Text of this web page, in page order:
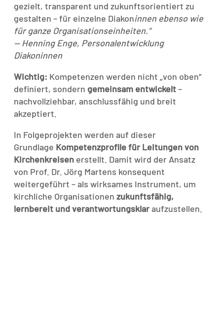
gezielt, transparent und zukunftsorientiert zu
gestalten – für einzelne Diakoninnen ebenso wie
für ganze Organisationseinheiten.“
— Henning Enge, Personalentwicklung
Diakoninnen
Wichtig: Kompetenzen werden nicht „von oben“
definiert, sondern gemeinsam entwickelt–
nachvollziehbar, anschlussfähig und breit
akzeptiert.
In Folgeprojekten werden auf dieser
Grundlage Kompetenzprofile für Leitungen von
Kirchenkreisen erstellt. Damit wird der Ansatz
von Prof. Dr. Jörg Martens konsequent
weitergeführt – als wirksames Instrument, um
kirchliche Organisationen zukunftsfähig,
lernbereit und verantwortungsklaraufzustellen.